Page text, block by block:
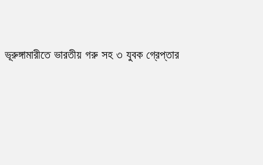
ভূরুঙ্গামারীতে ভারতীয় গরু সহ ৩ যুবক গ্রেপ্তার